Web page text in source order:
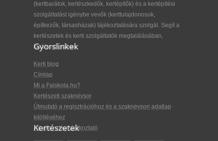
(kertbarátok, kertészkedők, kertépítők) és a kertépítési
szolgáltatást igénybe vevők (kerttulajdonosok,
építkezők, társasházak) tájékoztatására szolgál. Segít a
kertészetek és kerti szolgáltatók megtalálásában,
kiválasztásában.
Gyorslinkek
Kerti blog
Címlap
Mi a Faiskola.hu?
Kertészeti szaknévsor
Útmutató a regisztrációhoz és a szaknévsori adatlap
kitöltéséhez
Adatkezelési tájékoztató
Kertészetek